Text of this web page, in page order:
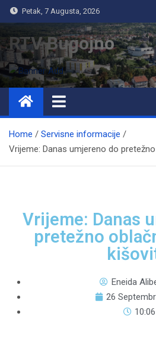
Petak, 7 Augusta, 2026
RTV Bugojno
Home
Servisne informacije
Vrijeme: Danas umjereno do
Vrijeme: Danas
pretežno
Eneida
26
10:06